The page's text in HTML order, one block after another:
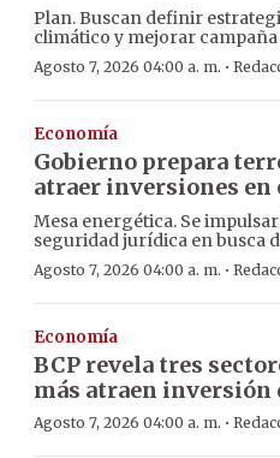
Plan. Buscan definir
climático y mejorar
Agosto 7, 2026 04:00 a. m. ·
Economía
Gobierno prepara
atraer inversiones en
Mesa energética. Se
seguridad jurídica en busca
Agosto 7, 2026 04:00 a. m. ·
Economía
BCP revela tres
más atraen inversión
Agosto 7, 2026 04:00 a. m. ·